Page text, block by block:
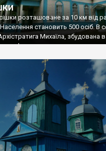
розташоване за 10 км від
Населення становить 500 осіб. В
Михаїла, збудована в
однокупольна з